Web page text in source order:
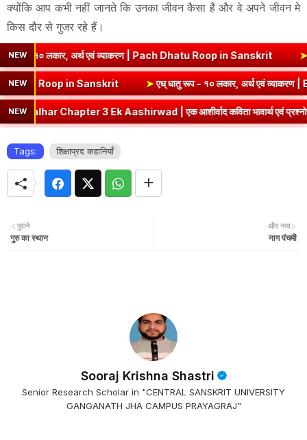
क्योंकि आप कभी नहीं जानते कि उनका जीवन कैसा है और वे अपने जीवन मे
किस दौर से गुजर रहे हैं।
NEWअर्थ एवं व्याकरण | Pach Dhatu Roop in Sanskrit ➤हृ धातु रूप
NEW
व्याकरण | Sev Dhatu Roop in Sanskrit ➤एध् धातु रूप - १० लकार,
NEW3 Ek Aashirwad | एक आशीर्वाद कविता भावार्थ एवं प्रश्नोत्तर ➤
Tags: शिक्षाप्रद कहानियाँ
और नया
नाग पंचमी
पुराने
गुरु का स्थान
Sooraj Krishna Shastri
Senior Research Scholar in "CENTRAL SANSKRIT UNIVERSITY
GANGANATH JHA CAMPUS PRAYAGRAJ"